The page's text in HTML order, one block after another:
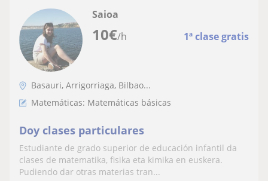
10€/h 1ª clase gratis
Saioa
Basauri, Arrigorriaga, Bilbao...
Matemáticas: Matemáticas básicas
Doy clases particulares
Estudiante de grado superior de educación infantil da
clases de matematika, fisika eta kimika en euskera.
Pudiendo dar otras materias tran...